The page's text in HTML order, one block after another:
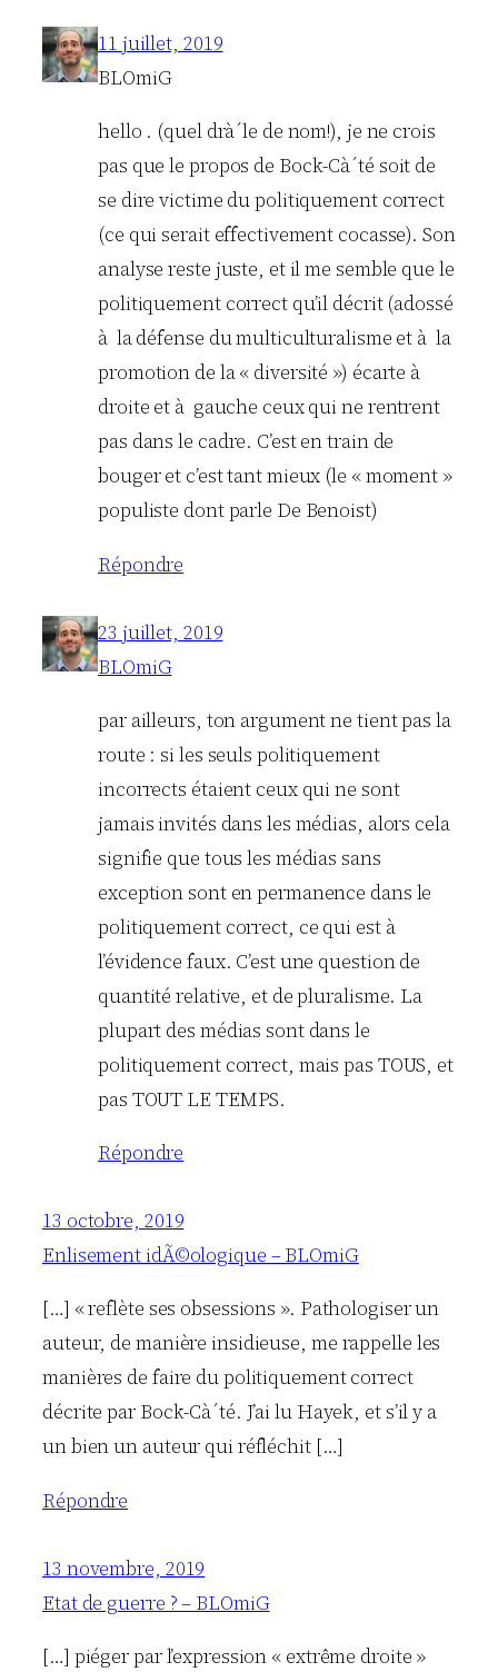
11 juillet, 2019
BLOmiG
hello . (quel drà´le de nom!), je ne crois
pas que le propos de Bock-Cà´té soit de
se dire victime du politiquement correct
(ce qui serait effectivement cocasse). Son
analyse reste juste, et il me semble que le
politiquement correct qu’il décrit (adossé
à la défense du multiculturalisme et à la
promotion de la « diversité ») écarte à
droite et à gauche ceux qui ne rentrent
pas dans le cadre. C’est en train de
bouger et c’est tant mieux (le « moment »
populiste dont parle De Benoist)
Répondre
23 juillet, 2019
BLOmiG
par ailleurs, ton argument ne tient pas la
route : si les seuls politiquement
incorrects étaient ceux qui ne sont
jamais invités dans les médias, alors cela
signifie que tous les médias sans
exception sont en permanence dans le
politiquement correct, ce qui est à
l’évidence faux. C’est une question de
quantité relative, et de pluralisme. La
plupart des médias sont dans le
politiquement correct, mais pas TOUS, et
pas TOUT LE TEMPS.
Répondre
13 octobre, 2019
Enlisement idÃ©ologique – BLOmiG
[…] « reflète ses obsessions ». Pathologiser un
auteur, de manière insidieuse, me rappelle les
manières de faire du politiquement correct
décrite par Bock-Cà´té. J’ai lu Hayek, et s’il y a
un bien un auteur qui réfléchit […]
Répondre
13 novembre, 2019
Etat de guerre ? – BLOmiG
[…] piéger par l’expression « extrême droite »